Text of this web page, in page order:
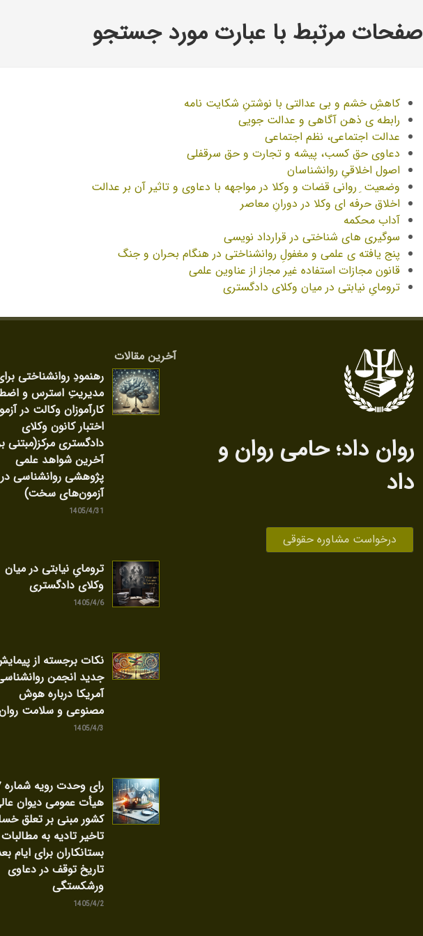
صفحات مرتبط با عبارت مورد جستجو
کاهشِ خشم و بی عدالتی با نوشتنِ شکایت نامه
رابطه ی ذهن آگاهی و عدالت جویی
عدالت اجتماعی، نظم اجتماعی
دعاوی حق کسب، پیشه و تجارت و حق سرقفلی
اصول اخلاقیِ روانشناسان
وضعیت ِ روانی قضات و وکلا در مواجهه با دعاوی و تاثیر آن بر عدالت
اخلاق حرفه ای وکلا در دورانِ معاصر
آداب محکمه
سوگیری های شناختی در قرارداد نویسی
پنج یافته ی علمی و مغفولِ روانشناختی در هنگام بحران و جنگ
قانون مجازات استفاده غیر مجاز از عناوین علمی
ترومایِ نیابتی در میان وکلای دادگستری
روان داد‌؛ حامی روان‌ و
داد
درخواست مشاوره حقوقی
آخرین مقالات
رهنمودِ روانشناختی
مدیریتِ استرس و
کارآموزان وکالت در
اختبار کانون وکلای
دادگستری مرکز(مبتنی
آخرین شواهد علمی
پژوهشی روانشناسی در
آزمون‌های سخت)
1405/4/31
ترومایِ نیابتی در میان
وکلای دادگستری
1405/4/6
نکات برجسته از
جدید انجمن
آمریکا درباره هوش
مصنوعی و سلامت
1405/4/3
هیأت عمومی دیوان
کشور مبنی بر تعلق
تاخیر تادیه به مطالبات
بستانکاران برای ایام
تاریخ توقف در دعاوی
ورشکستگی
1405/4/2